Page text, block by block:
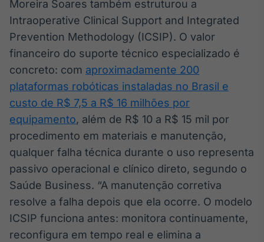
Moreira Soares também estruturou a
Intraoperative Clinical Support and Integrated
Prevention Methodology (ICSIP). O valor
financeiro do suporte técnico especializado é
concreto: com aproximadamente 200
plataformas robóticas instaladas no Brasil e
custo de R$ 7,5 a R$ 16 milhões por
equipamento, além de R$ 10 a R$ 15 mil por
procedimento em materiais e manutenção,
qualquer falha técnica durante o uso representa
passivo operacional e clínico direto, segundo o
Saúde Business. “A manutenção corretiva
resolve a falha depois que ela ocorre. O modelo
ICSIP funciona antes: monitora continuamente,
reconfigura em tempo real e elimina a